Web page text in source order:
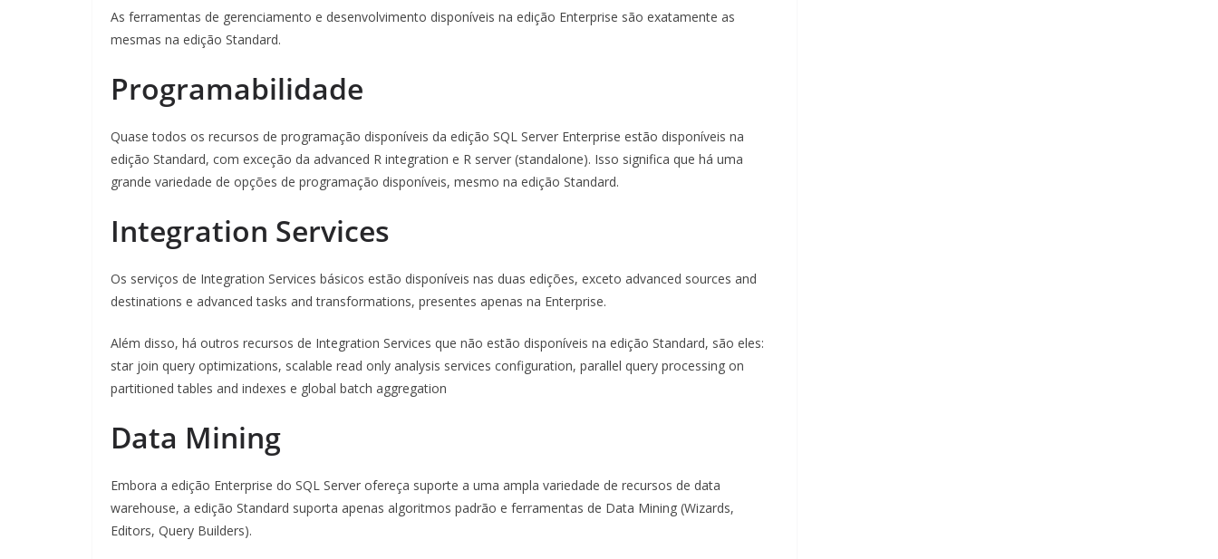
As ferramentas de gerenciamento e desenvolvimento disponíveis na edição Enterprise são exatamente as
mesmas na edição Standard.
Programabilidade
Quase todos os recursos de programação disponíveis da edição SQL Server Enterprise estão disponíveis na
edição Standard, com exceção da advanced R integration e R server (standalone). Isso significa que há uma
grande variedade de opções de programação disponíveis, mesmo na edição Standard.
Integration Services
Os serviços de Integration Services básicos estão disponíveis nas duas edições, exceto advanced sources and
destinations e advanced tasks and transformations, presentes apenas na Enterprise.
Além disso, há outros recursos de Integration Services que não estão disponíveis na edição Standard, são eles:
star join query optimizations, scalable read only analysis services configuration, parallel query processing on
partitioned tables and indexes e global batch aggregation
Data Mining
Embora a edição Enterprise do SQL Server ofereça suporte a uma ampla variedade de recursos de data
warehouse, a edição Standard suporta apenas algoritmos padrão e ferramentas de Data Mining (Wizards,
Editors, Query Builders).